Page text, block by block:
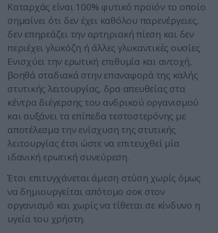
Καταρχάς είναι 100% φυτικό προϊόν το οποίο
σημαίνει ότι δεν έχει καθόλου παρενέργειες,
δεν επηρεάζει την αρτηριακή πίεση και δεν
περιέχει γλυκόζη ή άλλες γλυκαντικές ουσίες
Ενισχύει την ερωτική επιθυμία και αντοχή,
βοηθά σταδιακά στην επαναφορά της καλής
στυτικής λειτουργίας, δρα απευθείας στα
κέντρα διέγερσης του ανδρικού οργανισμού
και αυξάνει τα επίπεδα τεστοστερόνης με
αποτέλεσμα την ενίσχυση της στυτικής
λειτουργίας έτσι ώστε να επιτευχθεί μία
ιδανική ερωτική συνεύρεση.
Έτσι επιτυγχάνεται άμεση στύση χωρίς όμως
να δημιουργείται απότομο σοκ στον
οργανισμό και χωρίς να τίθεται σε κίνδυνο η
υγεία του χρήστη.